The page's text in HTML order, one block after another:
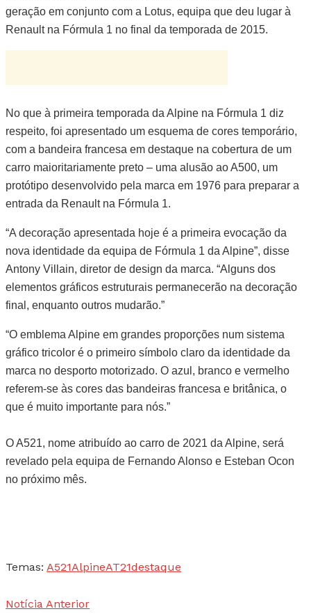
geração em conjunto com a Lotus, equipa que deu lugar à
Renault na Fórmula 1 no final da temporada de 2015.
No que à primeira temporada da Alpine na Fórmula 1 diz
respeito, foi apresentado um esquema de cores temporário,
com a bandeira francesa em destaque na cobertura de um
carro maioritariamente preto – uma alusão ao A500, um
protótipo desenvolvido pela marca em 1976 para preparar a
entrada da Renault na Fórmula 1.
“A decoração apresentada hoje é a primeira evocação da
nova identidade da equipa de Fórmula 1 da Alpine”, disse
Antony Villain, diretor de design da marca. “Alguns dos
elementos gráficos estruturais permanecerão na decoração
final, enquanto outros mudarão.”
“O emblema Alpine em grandes proporções num sistema
gráfico tricolor é o primeiro símbolo claro da identidade da
marca no desporto motorizado. O azul, branco e vermelho
referem-se às cores das bandeiras francesa e britânica, o
que é muito importante para nós.”
O A521, nome atribuído ao carro de 2021 da Alpine, será
revelado pela equipa de Fernando Alonso e Esteban Ocon
no próximo mês.
Temas: A521AlpineAT21destaque
Notícia Anterior